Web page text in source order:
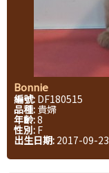
Bonnie
編號: DF180515
品種: 貴婦
年齡:8
性別: F
出生日期: 2017-09-23